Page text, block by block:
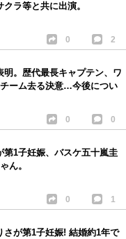
ラ等と共に出演。
0 2
。歴代最長キャプテン、ワ
ーム去る決意…今後につい
0 0
1子妊娠、バスケ五十嵐圭
ん。
0 1
さが第1子妊娠! 結婚約1年で